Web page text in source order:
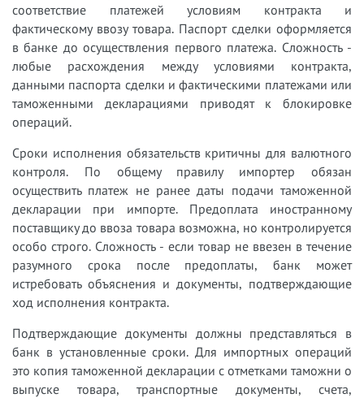
соответствие платежей условиям контракта и
фактическому ввозу товара. Паспорт сделки оформляется
в банке до осуществления первого платежа. Сложность -
любые расхождения между условиями контракта,
данными паспорта сделки и фактическими платежами или
таможенными декларациями приводят к блокировке
операций.
Сроки исполнения обязательств критичны для валютного
контроля. По общему правилу импортер обязан
осуществить платеж не ранее даты подачи таможенной
декларации при импорте. Предоплата иностранному
поставщику до ввоза товара возможна, но контролируется
особо строго. Сложность - если товар не ввезен в течение
разумного срока после предоплаты, банк может
истребовать объяснения и документы, подтверждающие
ход исполнения контракта.
Подтверждающие документы должны представляться в
банк в установленные сроки. Для импортных операций
это копия таможенной декларации с отметками таможни о
выпуске товара, транспортные документы, счета,